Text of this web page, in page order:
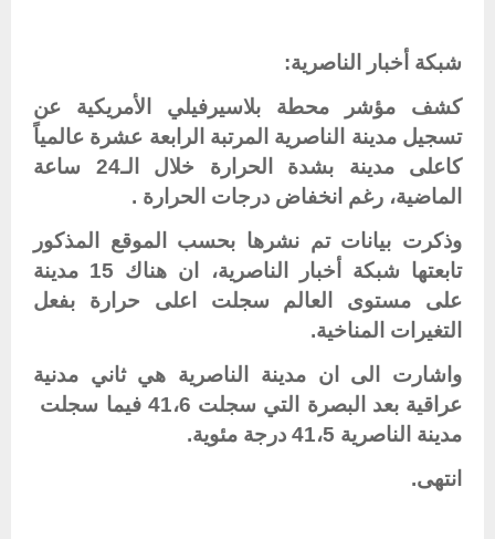
شبكة أخبار الناصرية:
كشف مؤشر محطة بلاسيرفيلي الأمريكية عن
تسجيل مدينة الناصرية المرتبة الرابعة عشرة عالمياً
كاعلى مدينة بشدة الحرارة خلال الـ24 ساعة
الماضية، رغم انخفاض درجات الحرارة .
وذكرت بيانات تم نشرها بحسب الموقع المذكور
تابعتها شبكة أخبار الناصرية، ان هناك 15 مدينة
على مستوى العالم سجلت اعلى حرارة بفعل
التغيرات المناخية.
واشارت الى ان مدينة الناصرية هي ثاني مدنية
عراقية بعد البصرة التي سجلت 41،6 فيما سجلت
مدينة الناصرية 41،5 درجة مئوية.
انتهى.